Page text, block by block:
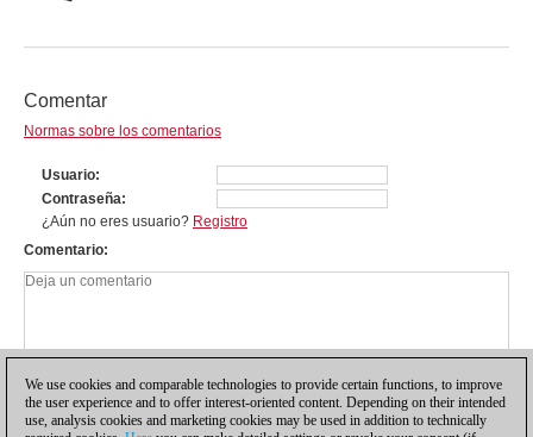
Comentar
Normas sobre los comentarios
Usuario
Contraseña
¿Aún no eres usuario? Registro
Comentario
We use cookies and comparable technologies to provide certain functions, to improve
the user experience and to offer interest-oriented content. Depending on their intended
use, analysis cookies and marketing cookies may be used in addition to technically